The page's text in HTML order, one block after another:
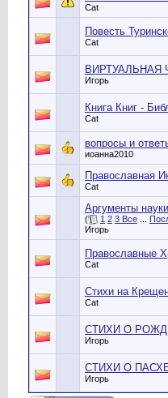
Cat
Повесть
Cat
ВИРТУАЛЬНАЯ
Игорь
Книга Книг -
Cat
вопросы и
иоанна2010
Православная
Cat
Аргументы
( 1 2 3 Все
Игорь
Православные
Cat
Стихи на
Cat
СТИХИ О
Игорь
СТИХИ О
Игорь